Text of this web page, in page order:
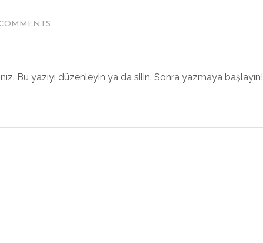
Bu yazıyı düzenleyin ya da silin. Sonra yazmaya başlayın!